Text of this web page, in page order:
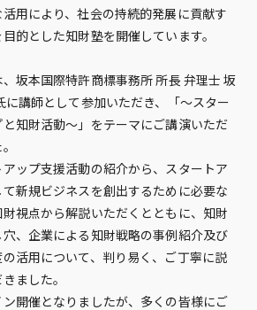
活用により、社会の持続的発展に貢献す
的とした知財塾を開催しています。
坂本国際特許商標事務所 所長 弁理士 坂
に講師として参加いただき、「～スター
と知財活動～」をテーマにご講演いただ
アップ支援活動の紹介から、スタートア
て新規ビジネスを創出するために必要な
財視点から解説いただくとともに、知財
穴、企業による知財戦略の事例紹介及び
の活用について、判り易く、ご丁寧に説
ました。
ン開催となりましたが、多くの皆様にご